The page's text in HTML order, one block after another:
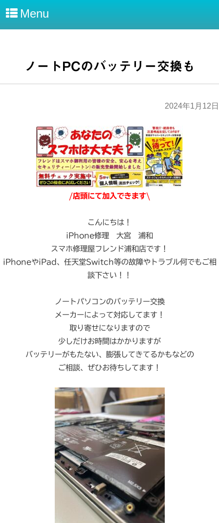
Menu
ノートPCのバッテリー交換も
2024年1月12日
/店頭にて加入できます\
こんにちは！
iPhone修理 大宮 浦和
スマホ修理屋フレンド浦和店です！
iPhoneやiPad、任天堂Switch等の故障やトラブル何でもご相
談下さい！！
ノートパソコンのバッテリー交換
メーカーによって対応してます！
取り寄せになりますので
少しだけお時間はかかりますが
バッテリーがもたない、膨張してきてるかもなどの
ご相談、ぜひお待ちしてます！